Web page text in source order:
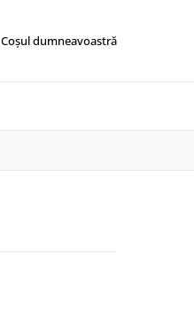
Coşul dumneavoastră